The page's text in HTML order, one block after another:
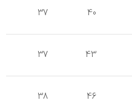
40
37
43
37
46
38